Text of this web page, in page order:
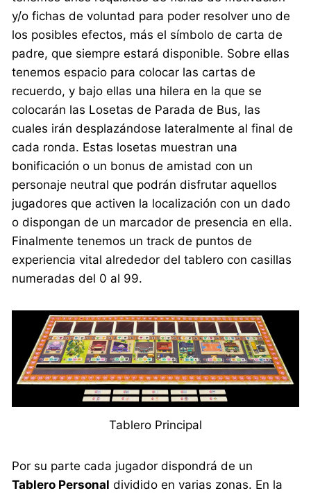
y/o fichas de voluntad para poder resolver uno de
los posibles efectos, más el símbolo de carta de
padre, que siempre estará disponible. Sobre ellas
tenemos espacio para colocar las cartas de
recuerdo, y bajo ellas una hilera en la que se
colocarán las Losetas de Parada de Bus, las
cuales irán desplazándose lateralmente al final de
cada ronda. Estas losetas muestran una
bonificación o un bonus de amistad con un
personaje neutral que podrán disfrutar aquellos
jugadores que activen la localización con un dado
o dispongan de un marcador de presencia en ella.
Finalmente tenemos un track de puntos de
experiencia vital alrededor del tablero con casillas
numeradas del 0 al 99.
Tablero Principal
Por su parte cada jugador dispondrá de un
Tablero Personal dividido en varias zonas. En la